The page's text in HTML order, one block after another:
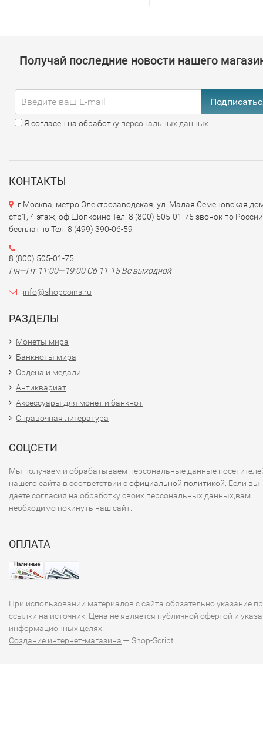
Получай последние новости нашего
Я согласен на обработку персональных данных
КОНТАКТЫ
г.Москва, метро Электрозаводская, ул. Малая Семеновская
стр1, 4 этаж, оф.Шопкоинс Тел: 8 (800) 505-01-75 звонок по России
бесплатно Тел: 8 (499) 390-06-59
8 (800) 505-01-75
Пн—Пт 11:00—19:00 Сб 11-15 Вс выходной
info@shopcoins.ru
РАЗДЕЛЫ
Монеты мира
Банкноты мира
Ордена и медали
Антиквариат
Аксессуары для монет и банкнот
Справочная литература
СОЦСЕТИ
Мы получаем и обрабатываем персональные данные
нашего сайта в соответствии софициальной политикой. Если вы
даете согласия на обработку своих персональных данных,вам
необходимо покинуть наш сайт.
ОПЛАТА
При использовании материалов с сайта обязательно указание
ссылки на источник. Цена не является публичной офертой и
информационных целях!
Создание интернет-магазина — Shop-Script